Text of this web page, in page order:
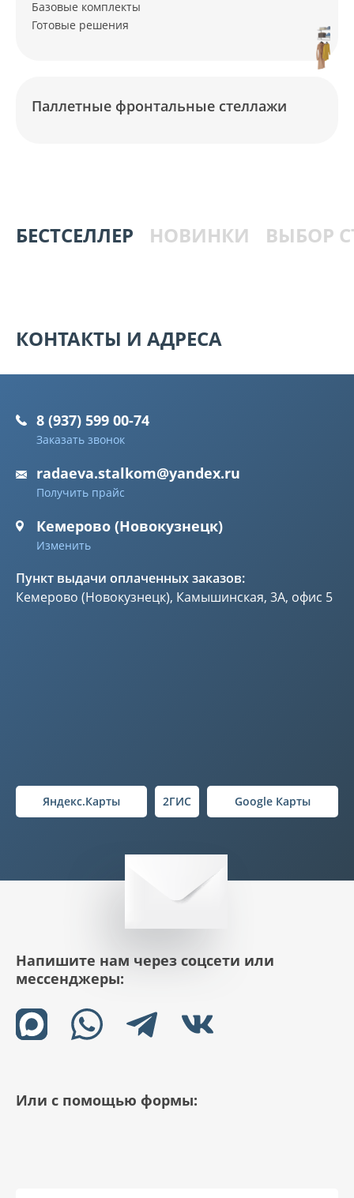
Базовые комплекты
Готовые решения
Паллетные фронтальные стеллажи
БЕСТСЕЛЛЕР НОВИНКИ ВЫБОР
КОНТАКТЫ И АДРЕСА
8 (937) 599 00-74
Заказать звонок
radaeva.stalkom@yandex.ru
Получить прайс
Кемерово (Новокузнецк)
Изменить
Пункт выдачи оплаченных заказов:
Кемерово (Новокузнецк), Камышинская, 3А, офис 5
Яндекс.Карты 2ГИС Google Карты
Напишите нам через соцсети или
мессенджеры:
Или с помощью формы: